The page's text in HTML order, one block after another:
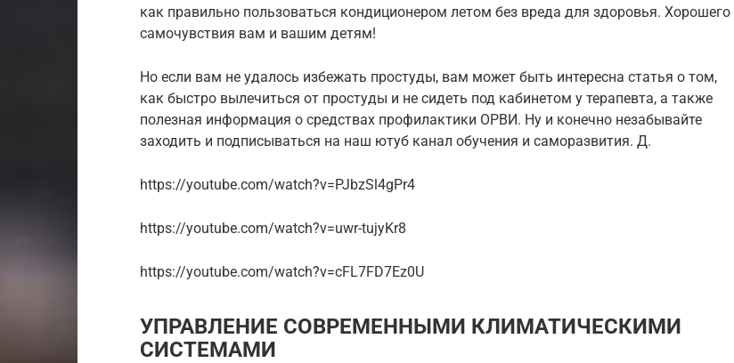
как правильно пользоваться кондиционером летом без вреда для здоровья. Хорошего
самочувствия вам и вашим детям!
Но если вам не удалось избежать простуды, вам может быть интересна статья о том,
как быстро вылечиться от простуды и не сидеть под кабинетом у терапевта, а также
полезная информация о средствах профилактики ОРВИ. Ну и конечно незабывайте
заходить и подписываться на наш ютуб канал обучения и саморазвития. Д.
https://youtube.com/watch?v=PJbzSl4gPr4
https://youtube.com/watch?v=uwr-tujyKr8
https://youtube.com/watch?v=cFL7FD7Ez0U
УПРАВЛЕНИЕ СОВРЕМЕННЫМИ КЛИМАТИЧЕСКИМИ
СИСТЕМАМИ